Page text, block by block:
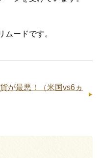
ムードです。
が最悪！（米国vs6ヵ